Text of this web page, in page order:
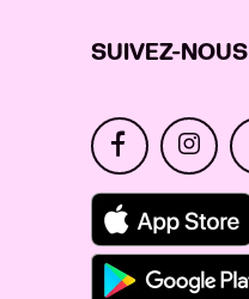
SUIVEZ-NOUS